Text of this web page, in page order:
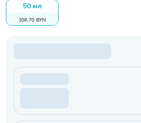
50 мл
108,70 BYN